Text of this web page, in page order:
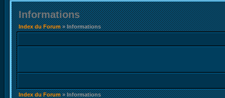
Informations
Index du Forum» Informations
Index du Forum» Informations